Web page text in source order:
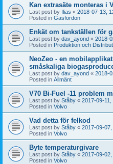
Kan extrasäte monteras i
Last post by Ilias « 2018-07-13,
Posted in Gasfordon
Enkät om tankställen för
Last post by dav_ayond « 2018-
Posted in Produktion och
NeoZeo - en
småskaliga
Last post by dav_ayond « 2018-
Posted in Allmänt
V70 Bi-Fuel -11 problem
Last post by Ståby « 2017-09-11,
Posted in Volvo
Vad detta för felkod
Last post by Ståby « 2017-09-07,
Posted in Volvo
Byte temperaturgivare
Last post by Ståby « 2017-09-02,
Posted in Volvo